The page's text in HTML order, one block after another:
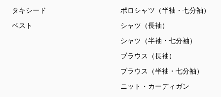
タキシード
ベスト
ポロシャツ（半袖・七分袖）
シャツ（長袖）
シャツ（半袖・七分袖）
ブラウス（長袖）
ブラウス（半袖・七分袖）
ニット・カーディガン